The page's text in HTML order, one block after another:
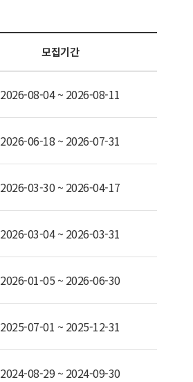
모집기간
2026-08-04 ~ 2026-08-11
2026-06-18 ~ 2026-07-31
2026-03-30 ~ 2026-04-17
2026-03-04 ~ 2026-03-31
2026-01-05 ~ 2026-06-30
2025-07-01 ~ 2025-12-31
2024-08-29 ~ 2024-09-30